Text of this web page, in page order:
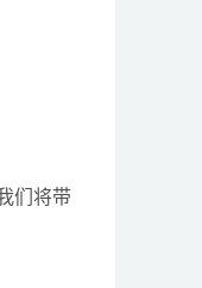
们将带